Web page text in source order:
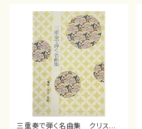
三重奏で弾く名曲集 クリスマ